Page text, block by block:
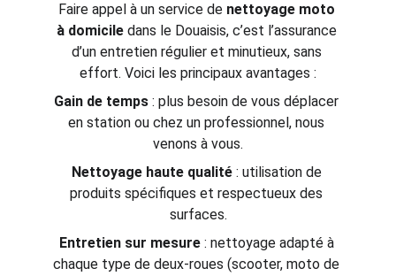
Faire appel à un service de nettoyage moto
à domicile dans le Douaisis, c’est l’assurance
d’un entretien régulier et minutieux, sans
effort. Voici les principaux avantages :
Gain de temps : plus besoin de vous déplacer
en station ou chez un professionnel, nous
venons à vous.
Nettoyage haute qualité : utilisation de
produits spécifiques et respectueux des
surfaces.
Entretien sur mesure : nettoyage adapté à
chaque type de deux-roues (scooter, moto de